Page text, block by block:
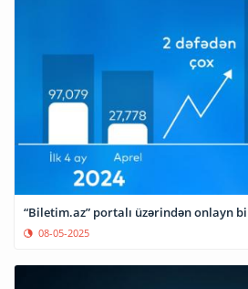
“Biletim.az” portalı üzərindən onlayn
08-05-2025